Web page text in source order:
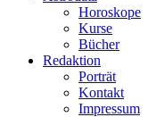
Horoskope
Kurse
Bücher
Redaktion
Porträt
Kontakt
Impressum